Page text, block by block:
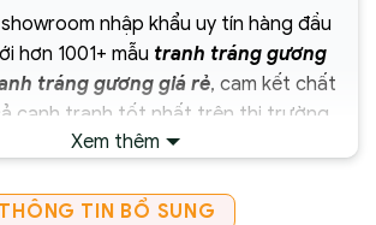
nhập khẩu uy tín hàng đầu
hơn 1001+ mẫu tranh tráng gương
tráng gương giá rẻ, cam kết chất
cạnh tranh tốt nhất trên thị trường
về sản phẩm :
Xem thêm
THÔNG TIN BỔ SUNG